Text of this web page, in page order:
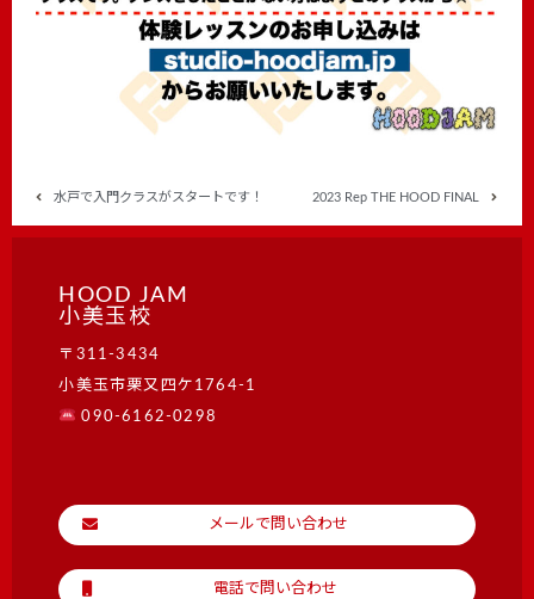
水戸で入門クラスがスタートです！ 2023 Rep THE HOOD FINAL
HOOD JAM
小美玉校
〒311-3434
小美玉市栗又四ケ1764-1
090-6162-0298
メールで問い合わせ
電話で問い合わせ